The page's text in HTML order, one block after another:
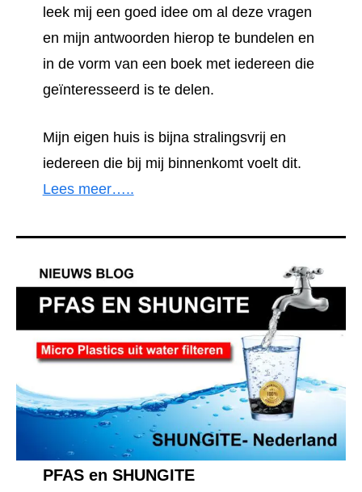
leek mij een goed idee om al deze vragen
en mijn antwoorden hierop te bundelen en
in de vorm van een boek met iedereen die
geïnteresseerd is te delen.
Mijn eigen huis is bijna stralingsvrij en
iedereen die bij mij binnenkomt voelt dit.
Lees meer…..
PFAS en SHUNGITE